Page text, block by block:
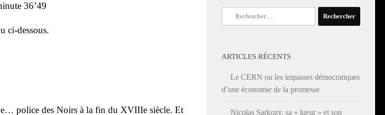
36’49
ci-des­sous.
police des Noirs à la fin du XVIIIe siècle. Et
Rechercher :
ARTICLES RÉCENTS
Le CERN ou les impasses démocratiques
d’une économie de la promesse
Nicolas Sarkozy, sa « lueur » et son